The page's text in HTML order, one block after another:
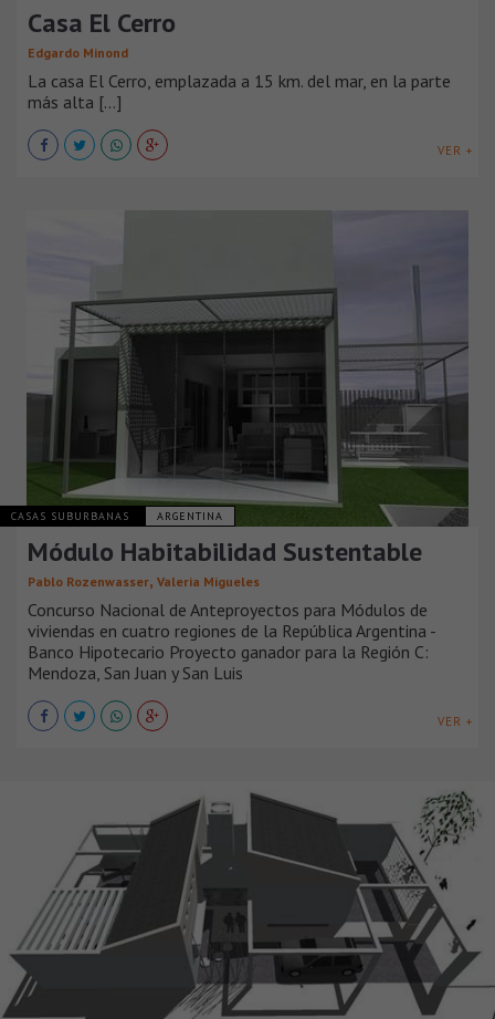
Casa El Cerro
Edgardo Minond
La casa El Cerro, emplazada a 15 km. del mar, en la parte
más alta [...]
VER +
CASAS SUBURBANAS ARGENTINA
Módulo Habitabilidad Sustentable
Pablo Rozenwasser, Valeria Migueles
Concurso Nacional de Anteproyectos para Módulos de
viviendas en cuatro regiones de la República Argentina -
Banco Hipotecario Proyecto ganador para la Región C:
Mendoza, San Juan y San Luis
VER +